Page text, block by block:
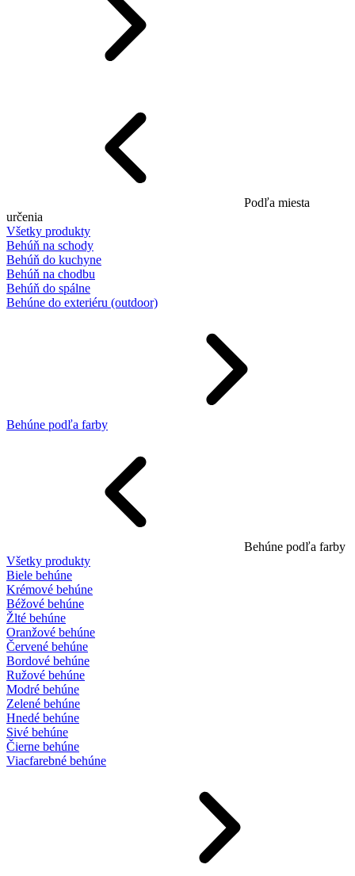
Podľa miesta
určenia
Všetky produkty
Behúň na schody
Behúň do kuchyne
Behúň na chodbu
Behúň do spálne
Behúne do exteriéru (outdoor)
Behúne podľa farby
Behúne podľa farby
Všetky produkty
Biele behúne
Krémové behúne
Béžové behúne
Žlté behúne
Oranžové behúne
Červené behúne
Bordové behúne
Ružové behúne
Modré behúne
Zelené behúne
Hnedé behúne
Sivé behúne
Čierne behúne
Viacfarebné behúne